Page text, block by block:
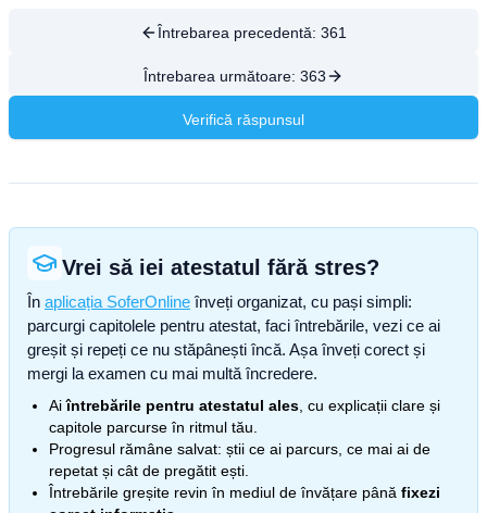
Întrebarea precedentă: 361
Întrebarea următoare: 363
Verifică răspunsul
Vrei să iei atestatul fără stres?
În aplicația SoferOnline înveți organizat, cu pași simpli:
parcurgi capitolele pentru atestat, faci întrebările, vezi ce ai
greșit și repeți ce nu stăpânești încă. Așa înveți corect și
mergi la examen cu mai multă încredere.
Aiîntrebările pentru atestatul ales , cu explicații clare și
capitole parcurse în ritmul tău.
Progresul rămâne salvat: știi ce ai parcurs, ce mai ai de
repetat și cât de pregătit ești.
Întrebările greșite revin în mediul de învățare până fixezi